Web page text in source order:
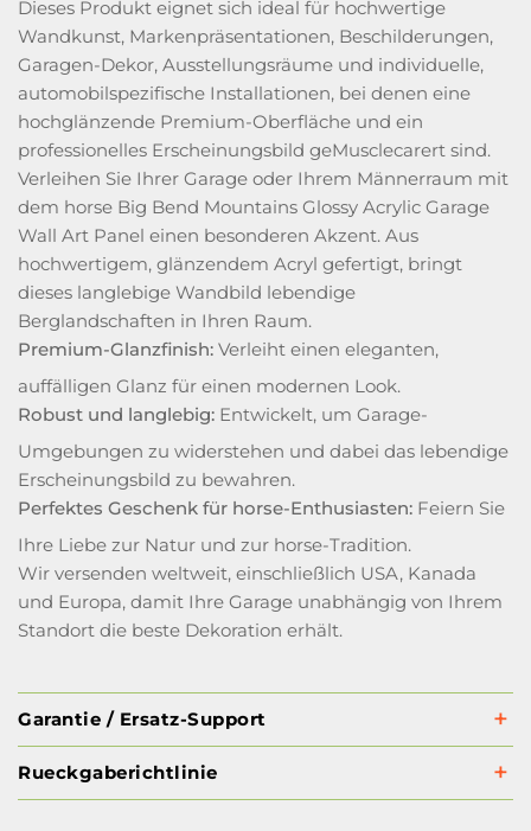
Dieses Produkt eignet sich ideal für hochwertige
Wandkunst, Markenpräsentationen, Beschilderungen,
Garagen-Dekor, Ausstellungsräume und individuelle,
automobilspezifische Installationen, bei denen eine
hochglänzende Premium-Oberfläche und ein
professionelles Erscheinungsbild geMusclecarert sind.
Verleihen Sie Ihrer Garage oder Ihrem Männerraum mit
dem horse Big Bend Mountains Glossy Acrylic Garage
Wall Art Panel einen besonderen Akzent. Aus
hochwertigem, glänzendem Acryl gefertigt, bringt
dieses langlebige Wandbild lebendige
Berglandschaften in Ihren Raum.
Premium-Glanzfinish: Verleiht einen eleganten,
auffälligen Glanz für einen modernen Look.
Robust und langlebig: Entwickelt, um Garage-
Umgebungen zu widerstehen und dabei das lebendige
Erscheinungsbild zu bewahren.
Perfektes Geschenk für horse-Enthusiasten: Feiern Sie
Ihre Liebe zur Natur und zur horse-Tradition.
Wir versenden weltweit, einschließlich USA, Kanada
und Europa, damit Ihre Garage unabhängig von Ihrem
Standort die beste Dekoration erhält.
Garantie / Ersatz-Support
Rueckgaberichtlinie